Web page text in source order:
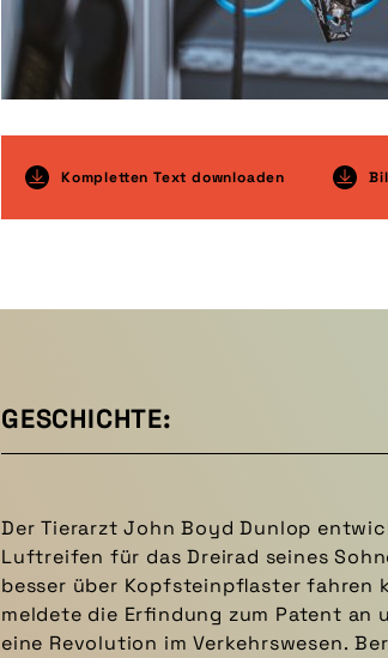
Kompletten Text downloaden
GESCHICHTE:
Der Tierarzt John Boyd Dunlop
Luftreifen für das Dreirad seines
besser über Kopfsteinpflaster fahren
meldete die Erfindung zum Patent an
eine Revolution im Verkehrswesen.
Fahrrädern war und z. B. an
noch zu finden ist. Dabei nutzte
ersten Reifen angeblich noch einen
Eigentlich war Dunlop mit dem
Bereits am 10. Dezember 1845 hatte